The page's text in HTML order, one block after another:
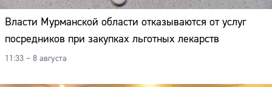
Власти Мурманской области отказываются от услуг
посредников при закупках льготных лекарств
11:33 – 8 августа
Адрес:
Телефон: